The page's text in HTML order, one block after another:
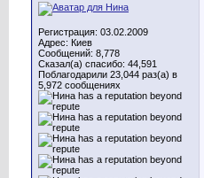
Регистрация: 03.02.2009
Адрес: Киев
Сообщений: 8,778
Сказал(а) спасибо: 44,591
Поблагодарили 23,044 раз(а) в
5,972 сообщениях